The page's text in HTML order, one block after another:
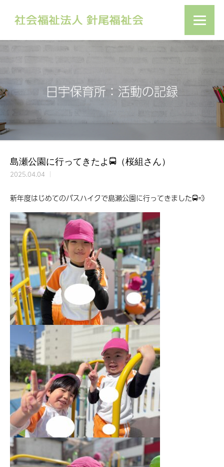
日宇保育所：活動の記録
島瀬公園に行ってきたよ🚍（桜組さん）
2025.04.04
新年度はじめてのバスハイクで島瀬公園に行ってきました🚍💨